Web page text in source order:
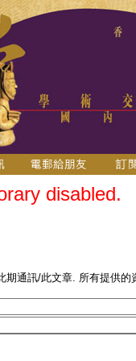
disabled.
通訊/此文章. 所有提供